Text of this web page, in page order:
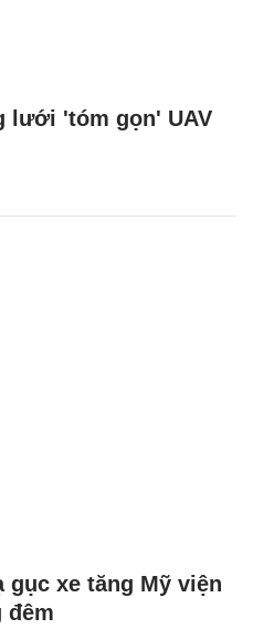
lưới 'tóm gọn' UAV
gục xe tăng Mỹ viện
đêm